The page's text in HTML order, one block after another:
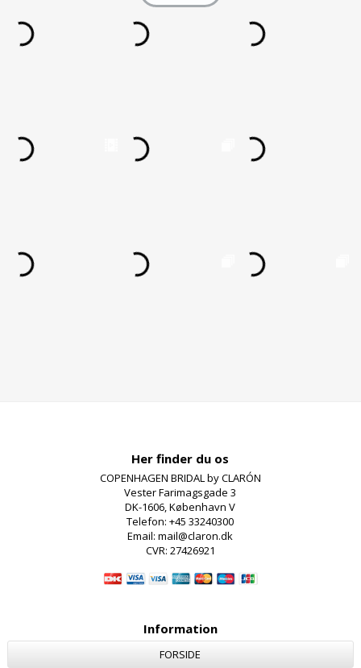
Her finder du os
COPENHAGEN BRIDAL by CLARÓN
Vester Farimagsgade 3
DK-1606, København V
Telefon: +45 33240300
Email: mail@claron.dk
CVR: 27426921
Information
FORSIDE